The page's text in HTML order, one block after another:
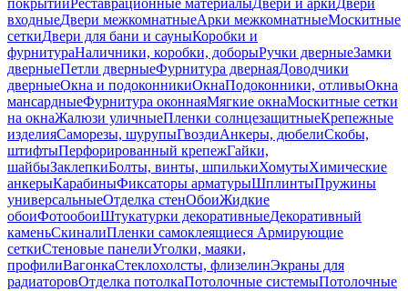
покрытийРеставрационные материалыДвери и аркиДвери
входныеДвери межкомнатныеАрки межкомнатныеМоскитные
сеткиДвери для бани и сауныКоробки и
фурнитураНаличники, коробки, доборыРучки дверныеЗамки
дверныеПетли дверныеФурнитура двернаяДоводчики
дверныеОкна и подоконникиОкнаПодоконники, отливыОкна
мансардныеФурнитура оконнаяМягкие окнаМоскитные сетки
на окнаЖалюзи уличныеПленки солнцезащитныеКрепежные
изделияСаморезы, шурупыГвоздиАнкеры, дюбелиСкобы,
штифтыПерфорированный крепежГайки,
шайбыЗаклепкиБолты, винты, шпилькиХомутыХимические
анкерыКарабиныФиксаторы арматурыШплинтыПружины
универсальныеОтделка стенОбоиЖидкие
обоиФотообоиШтукатурки декоративныеДекоративный
каменьСкиналиПленки самоклеящиеся Армирующие
сеткиСтеновые панелиУголки, маяки,
профилиВагонкаСтеклохолсты, флизелинЭкраны для
радиаторовОтделка потолкаПотолочные системыПотолочные